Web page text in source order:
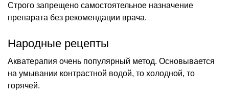
Строго запрещено самостоятельное назначение
препарата без рекомендации врача.
Народные рецепты
Акватерапия очень популярный метод. Основывается
на умывании контрастной водой, то холодной, то
горячей.